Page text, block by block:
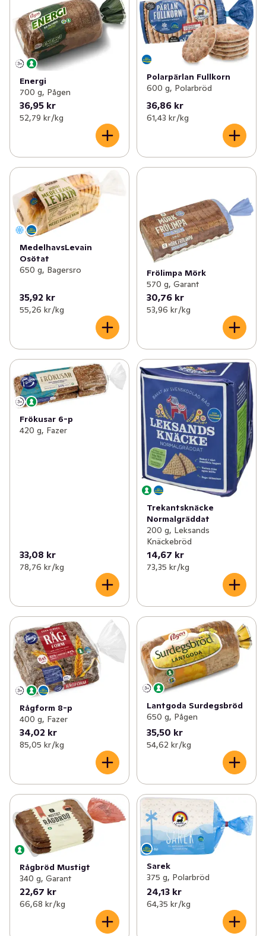
Energi
700 g, Pågen
36,95 kr
52,79 kr /kg
Polarpärlan Fullkorn
600 g, Polarbröd
36,86 kr
61,43 kr /kg
MedelhavsLevain
Osötat
650 g, Bagersro
35,92 kr
55,26 kr /kg
Frölimpa Mörk
570 g, Garant
30,76 kr
53,96 kr /kg
Frökusar 6-p
420 g, Fazer
33,08 kr
78,76 kr /kg
Trekantsknäcke
Normalgräddat
200 g, Leksands
Knäckebröd
14,67 kr
73,35 kr /kg
Rågform 8-p
400 g, Fazer
34,02 kr
85,05 kr /kg
Lantgoda Surdegsbröd
650 g, Pågen
35,50 kr
54,62 kr /kg
Rågbröd Mustigt
340 g, Garant
22,67 kr
66,68 kr /kg
Sarek
375 g, Polarbröd
24,13 kr
64,35 kr /kg